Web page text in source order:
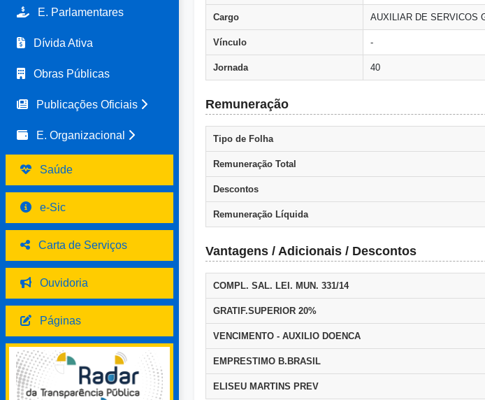
E. Parlamentares
Dívida Ativa
Obras Públicas
Publicações Oficiais
E. Organizacional
Saúde
e-Sic
Carta de Serviços
Ouvidoria
Páginas
Cargo AUXILIAR DE SERVICOS
Vínculo -
Jornada 40
Remuneração
Tipo de Folha
Remuneração Total
Descontos
Remuneração Líquida
Vantagens / Adicionais / Descontos
COMPL. SAL. LEI. MUN. 331/14
GRATIF.SUPERIOR 20%
VENCIMENTO - AUXILIO DOENCA
EMPRESTIMO B.BRASIL
ELISEU MARTINS PREV